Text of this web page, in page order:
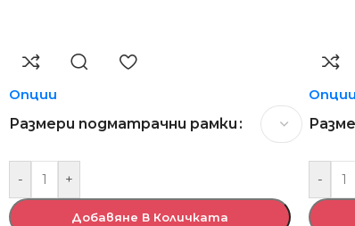
Опции
Размери подматрачни рамки
- +
Добавяне В Количката
Опции
-